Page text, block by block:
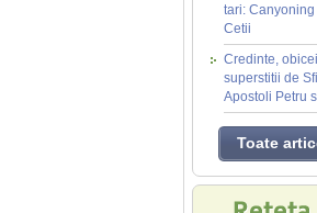
tari:
Cetii
Credinte,
superstitii de
Apostoli Petru
Toate